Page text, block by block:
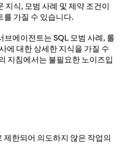
지식, 모범 사례 및 제약 조건이
를 가질 수 있습니다.
브에이전트는 SQL 모범 사례, 롤
에 대한 상세한 지식을 가질 수
지침에서는 불필요한 노이즈입
한되어 의도하지 않은 작업의